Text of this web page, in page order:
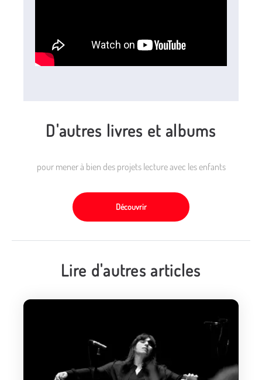
D'autres livres et albums
pour mener à bien des projets lecture avec les enfants
Découvrir
Lire d'autres articles